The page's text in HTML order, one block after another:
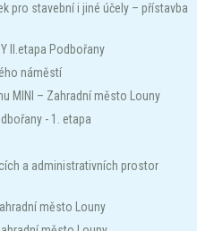
pro stavební i jiné účely – přístavba
II.etapa Podbořany
náměstí
MINI – Zahradní město Louny
- 1. etapa
a administrativních prostor
město Louny